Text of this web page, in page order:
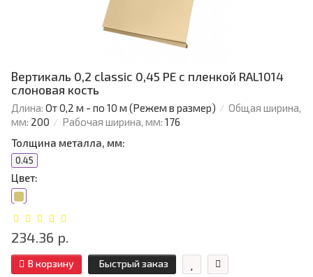
Вертикаль 0,2 classic 0,45 PE с пленкой RAL1014
слоновая кость
Длина: От 0,2 м - по 10 м (Режем в размер)
Общая ширина,
мм: 200 Рабочая ширина, мм: 176
Толщина металла, мм:
0.45
Цвет:
234.36 р.
В корзину Быстрый заказ